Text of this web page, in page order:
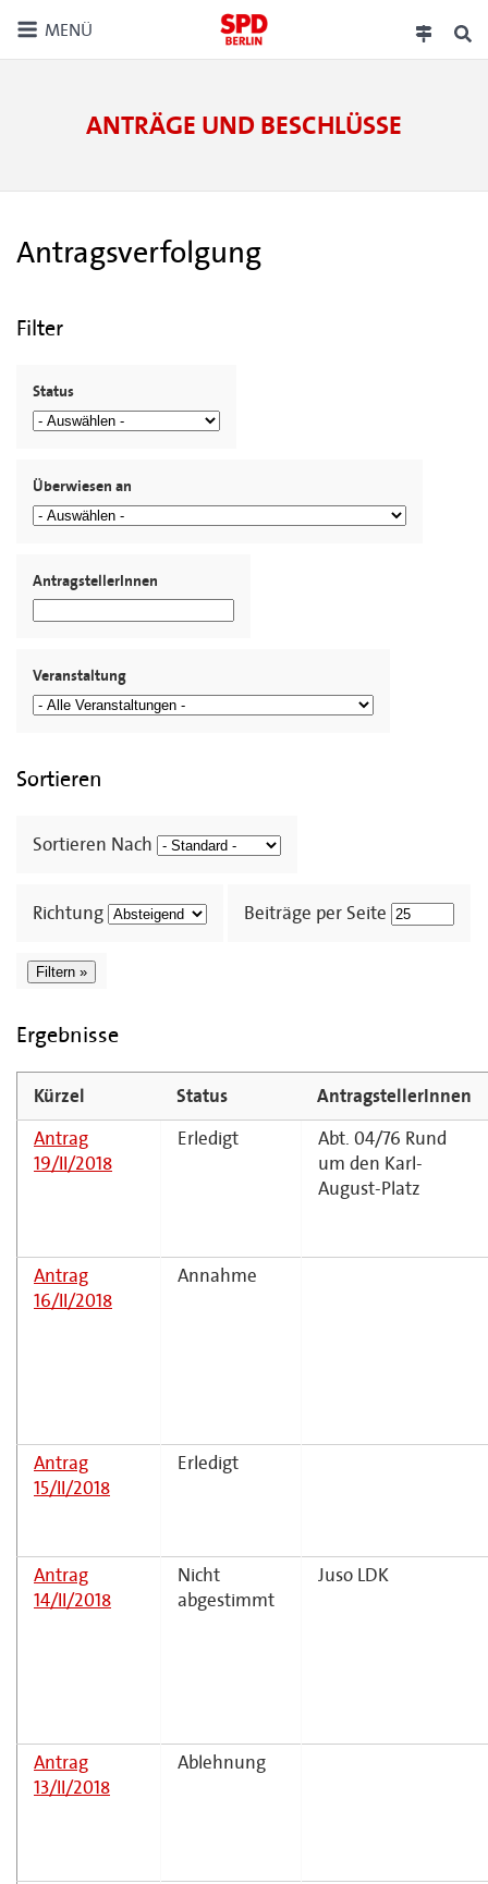
MENÜ
ANTRÄGE UND BESCHLÜSSE
Antragsverfolgung
Filter
Status
Überwiesen an
AntragstellerInnen
Veranstaltung
Sortieren
Sortieren Nach
Richtung Beiträge per Seite
Ergebnisse
Kürzel Status
AntragstellerInnen
Antrag
19/II/2018
Erledigt
Abt. 04/76 Rund
um den Karl-
August-Platz
Antrag
16/II/2018
Annahme
Antrag
15/II/2018
Erledigt
Antrag
14/II/2018
Nicht
abgestimmt
Juso LDK
Antrag
13/II/2018
Ablehnung